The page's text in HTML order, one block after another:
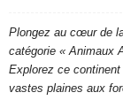
Plongez au cœur de
catégorie « Animaux
Explorez ce
vastes plaines aux